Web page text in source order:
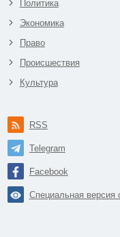
Политика
Экономика
Право
Происшествия
Культура
RSS
Telegram
Facebook
Специальная версия